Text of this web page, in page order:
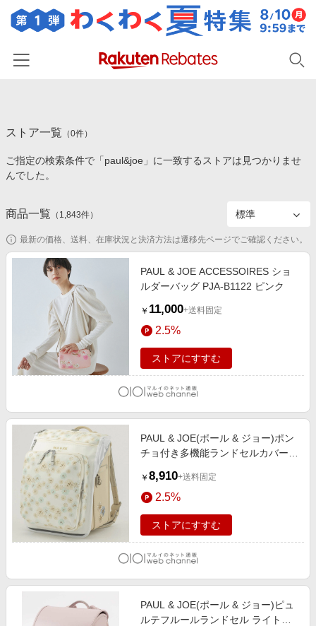
カテゴリー一覧
百貨店・総合ECモール
食品・スイーツ・お酒
コスメ・健康・医薬品
キッズ・ベビー用品
家電・PC・スマホ・カメラ
エンタメ
スポーツ・アウトドア・ゴルフ
インテリア・寝具
旅行・レジャー・ホテル予約
生活・お役立ち
金融・マネー・保険
デジタルコンテンツ
ビジネス・その他サービス
イベント一覧
初回購入者限定特典
対象ストア新規限定特典
新着ストアのご紹介
電子書籍特集
楽天ペイ導入ストア
楽天サービス特集
旅行特集
お中元特集2026
とことん買い物チャレンジ
Apple公式サイト×楽天カード分割払い
Qoo10メガポ
楽天IDでログイン/会員登録
ストア一覧 （0件）
ご指定の検索条件で「paul&joe」に一致するストアは見つかりませ
んでした。
商品一覧 （ 1,843件）
最新の価格、送料、在庫状況と決済方法は遷移先ページでご確認ください。
PAUL & JOE ACCESSOIRES ショ
ルダーバッグ PJA-B1122 ピンク
￥ 11,000+送料固定
2.5%
ストアにすすむ
PAUL & JOE(ポール & ジョー)ポン
チョ付き多機能ランドセルカバー
￥ 8,910+送料固定
2.5%
ストアにすすむ
PAUL & JOE(ポール & ジョー)ピュ
ルテフルールランドセル ライトピ